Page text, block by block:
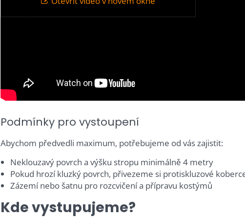
Podmínky pro vystoupení
Abychom předvedli maximum, potřebujeme od vás zajistit:
Neklouzavý povrch a výšku stropu minimálně 4 metry
Pokud hrozí kluzký povrch, přivezeme si protiskluzové
Zázemí nebo šatnu pro rozcvičení a přípravu kostýmů
Kde vystupujeme?